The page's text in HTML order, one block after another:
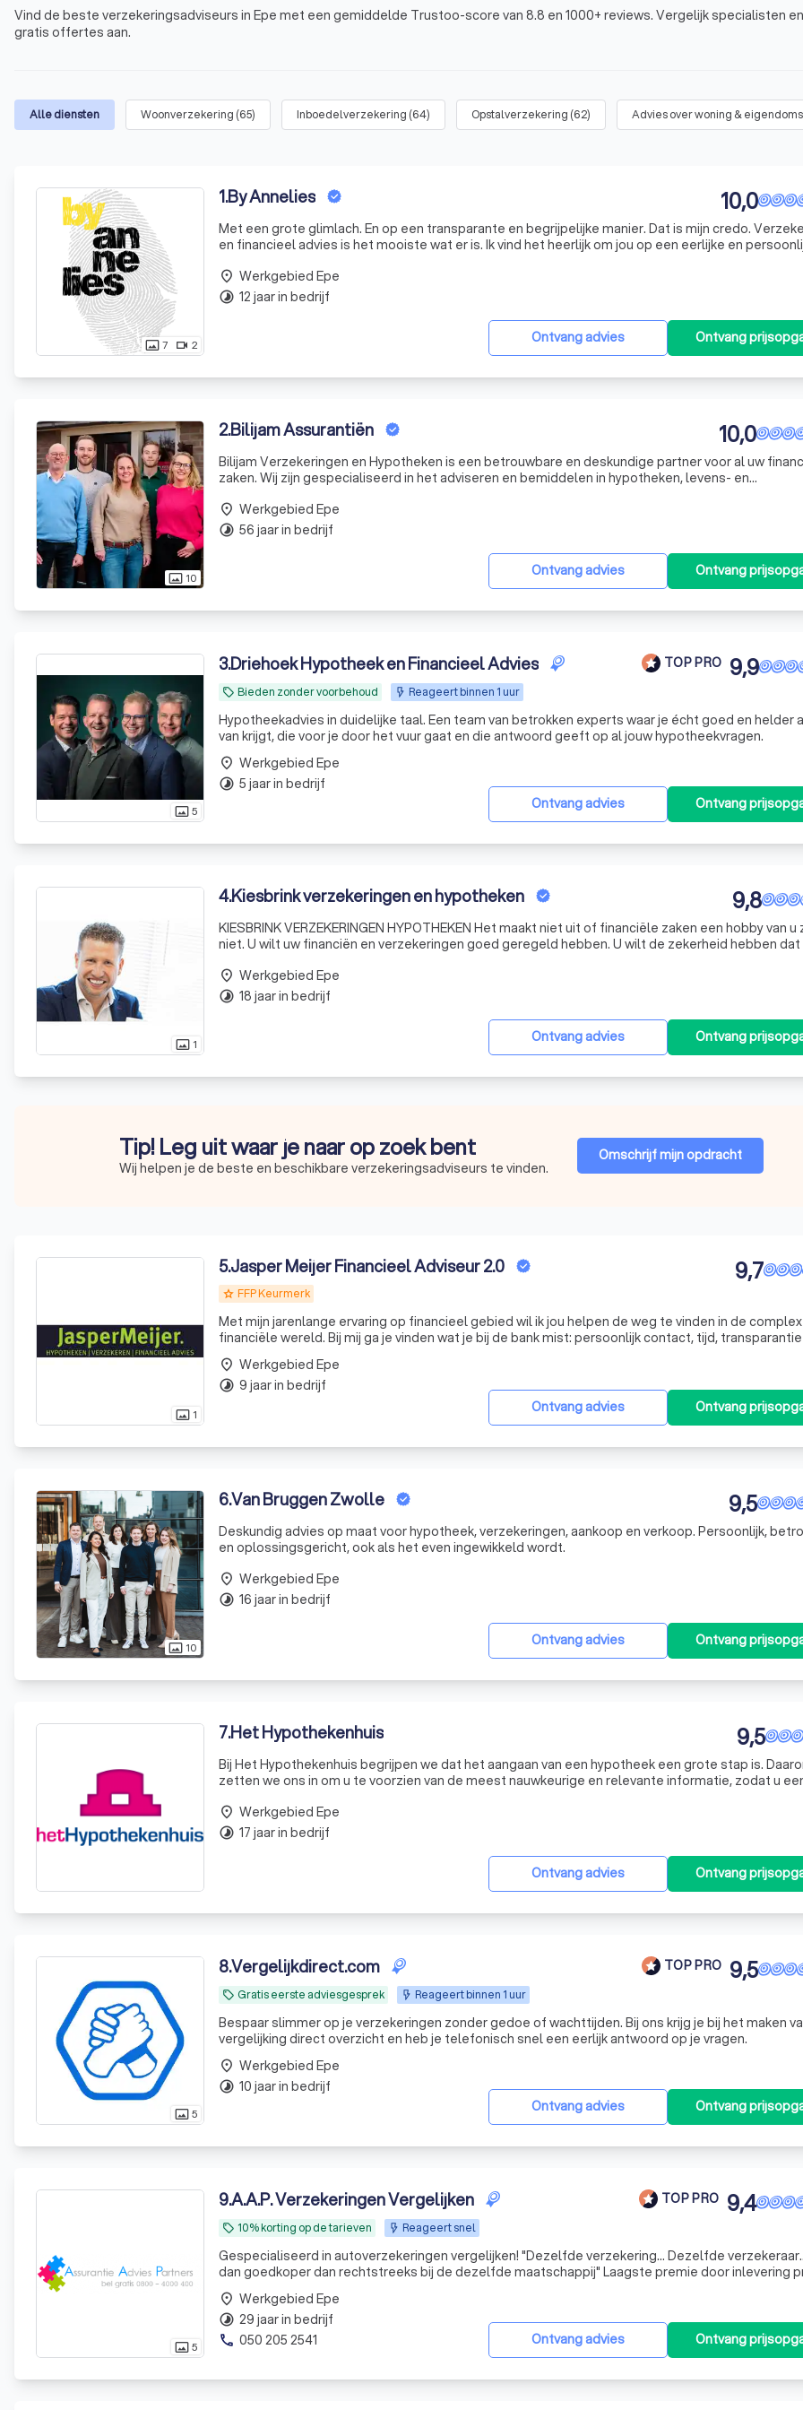
Vind de beste verzekeringsadviseurs in Epe met een gemiddelde Trustoo-score van 8.8 en 1000+ reviews. Vergelijk specialisten
gratis offertes aan.
Alle diensten Woonverzekering (65) Inboedelverzekering (64) Opstalverzekering (62) Advies over woning &
photo_size_select_actual7 videocam 2
1.By Annelies 10,0
Met een grote glimlach. En op een transparante en begrijpelijke manier. Dat is mijn credo.
en financieel advies is het mooiste wat er is. Ik vind het heerlijk om jou op een eerlijke en
Ontvang advies Ontvang
place Werkgebied Epe
timelapse 12 jaar in bedrijf
photo_size_select_actual 10
2.Bilijam Assurantiën 10,0
Bilijam Verzekeringen en Hypotheken is een betrouwbare en deskundige partner voor al uw
zaken. Wij zijn gespecialiseerd in het adviseren en bemiddelen in hypotheken, levens- en
stelt uw bela
Ontvang advies Ontvang
place Werkgebied Epe
timelapse 56 jaar in bedrijf
photo_size_select_actual5
3.Driehoek Hypotheek en Financieel Advies TOP PRO
local_offer Bieden zonder voorbehoud Reageert binnen 1 uur
9,9
Hypotheekadvies in duidelijke taal. Een team van betrokken experts waar je écht goed en helder
van krijgt, die voor je door het vuur gaat en die antwoord geeft op al jouw hypotheekvragen.
Ontvang advies Ontvang
place Werkgebied Epe
timelapse 5 jaar in bedrijf
photo_size_select_actual 1
4.Kiesbrink verzekeringen en hypotheken 9,8
KIESBRINK VERZEKERINGEN HYPOTHEKEN Het maakt niet uit of financiële zaken een hobby van u
niet. U wilt uw financiën en verzekeringen goed geregeld hebben. U wilt de zekerheid hebben dat
Ontvang advies Ontvang
place Werkgebied Epe
timelapse 18 jaar in bedrijf
Tip! Leg uit waar je naar op zoek bent
Wij helpen je de beste en beschikbare verzekeringsadviseurs te vinden.
Omschrijf mijn opdracht
photo_size_select_actual 1
5.Jasper Meijer Financieel Adviseur 2.0
grade FFP Keurmerk
9,7
Met mijn jarenlange ervaring op financieel gebied wil ik jou helpen de weg te vinden in de
financiële wereld. Bij mij ga je vinden wat je bij de bank mist: persoonlijk contact, tijd,
Ontvang advies Ontvang
place Werkgebied Epe
timelapse 9 jaar in bedrijf
photo_size_select_actual 10
6.Van Bruggen Zwolle 9,5
Deskundig advies op maat voor hypotheek, verzekeringen, aankoop en verkoop. Persoonlijk,
en oplossingsgericht, ook als het even ingewikkeld wordt.
Ontvang advies Ontvang
place Werkgebied Epe
timelapse 16 jaar in bedrijf
7.Het Hypothekenhuis 9,5
Bij Het Hypothekenhuis begrijpen we dat het aangaan van een hypotheek een grote stap is.
zetten we ons in om u te voorzien van de meest nauwkeurige en relevante informatie, zodat u
hypoth
Ontvang advies Ontvang
place Werkgebied Epe
timelapse 17 jaar in bedrijf
photo_size_select_actual5
8.Vergelijkdirect.com TOP PRO
local_offer Gratis eerste adviesgesprek Reageert binnen 1 uur
9,5
Bespaar slimmer op je verzekeringen zonder gedoe of wachttijden. Bij ons krijg je bij het maken
vergelijking direct overzicht en heb je telefonisch snel een eerlijk antwoord op je vragen.
Ontvang advies Ontvang
place Werkgebied Epe
timelapse 10 jaar in bedrijf
photo_size_select_actual5
9.A.A.P. Verzekeringen Vergelijken TOP PRO
local_offer 10% korting op de tarieven Reageert snel
9,4
Gespecialiseerd in autoverzekeringen vergelijken! "Dezelfde verzekering... Dezelfde
dan goedkoper dan rechtstreeks bij de dezelfde maatschappij" Laagste premie door inlevering provisie..
Laagste premie door collectiviteitskortingen.. Alle inzittenden zijn gratis meeverzekerd...
Ontvang advies Ontvang
place Werkgebied Epe
timelapse 29 jaar in bedrijf
phone 050 205 2541